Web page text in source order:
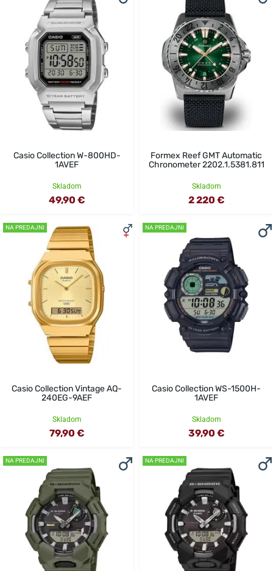
Casio Collection W-800HD-
1AVEF
Skladom
49,90 €
Formex Reef GMT Automatic
Chronometer 2202.1.5381.811
Skladom
2 220 €
NA PREDAJNI
Casio Collection Vintage AQ-
240EG-9AEF
Skladom
79,90 €
NA PREDAJNI
Casio Collection WS-1500H-
1AVEF
Skladom
39,90 €
NA PREDAJNI NA PREDAJNI